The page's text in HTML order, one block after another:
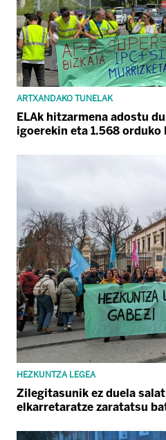
ARTXANDAKO TUNELAK
ELAk hitzarmena adostu
igoerekin eta 1.568 orduko
HEZKUNTZA LEGEA
Zilegitasunik ez duela
elkarretaratze zaratatsu